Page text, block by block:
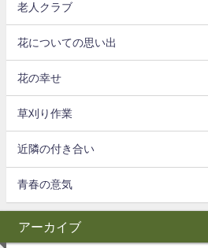
老人クラブ
花についての思い出
花の幸せ
草刈り作業
近隣の付き合い
青春の意気
アーカイブ